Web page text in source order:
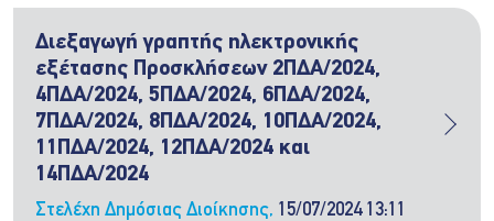
Διεξαγωγή γραπτής ηλεκτρονικής
εξέτασης Προσκλήσεων 2ΠΔΑ/2024,
4ΠΔΑ/2024, 5ΠΔΑ/2024, 6ΠΔΑ/2024,
7ΠΔΑ/2024, 8ΠΔΑ/2024, 10ΠΔΑ/2024,
11ΠΔΑ/2024, 12ΠΔΑ/2024 και
14ΠΔΑ/2024
Στελέχη Δημόσιας Διοίκησης, 15/07/2024 13:11